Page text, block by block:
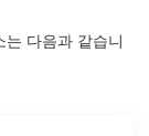
다음과 같습니